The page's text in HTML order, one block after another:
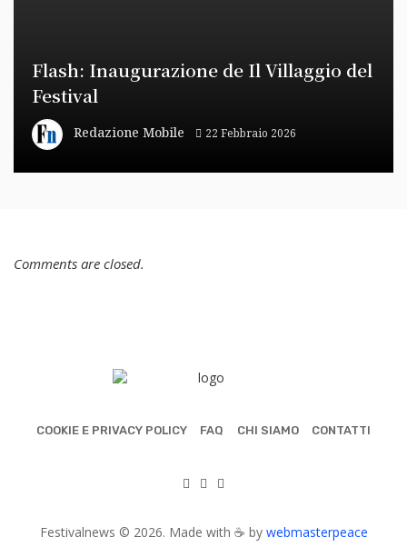
Flash: Inaugurazione de Il Villaggio del
Festival
Redazione Mobile 22 Febbraio 2026
Comments are closed.
COOKIE E PRIVACY POLICY FAQ CHI SIAMO CONTATTI
Festivalnews © 2026. Made with ☕ by webmasterpeace